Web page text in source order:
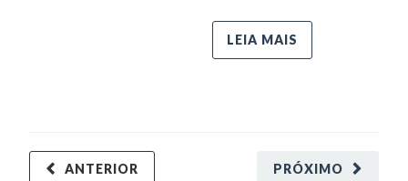
LEIA MAIS
PRÓXIMO
ANTERIOR